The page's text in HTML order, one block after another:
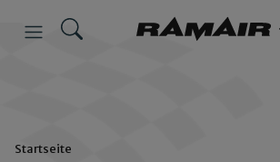
Startseite